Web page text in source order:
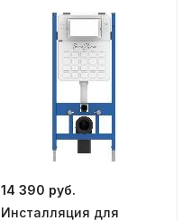
14 390 руб.
Инсталляция для